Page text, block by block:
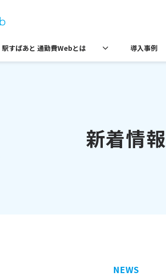
駅すぱあと 通勤費Webとは 導入事例
新着情報
NEWS